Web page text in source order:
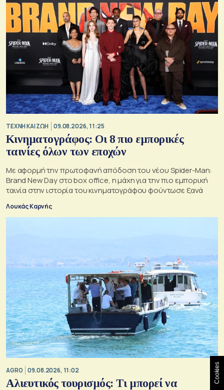
TΕΧΝΗ ΚΑΙ ΖΩΗ 09.08.2026, 11:25
Κινηματογράφος: Οι 8 πιο εμπορικές
ταινίες όλων των εποχών
Με αφορμή την πρωτοφανή απόδοση του νέου Spider-Man:
Brand New Day στο box office, η μάχη για την πιο εμπορική
ταινία στην ιστορία του κινηματογράφου φούντωσε ξανά
Λουκάς Καρνής
AGRO 09.08.2026, 11:02
Αλιευτικός τουρισμός: Τι μπορεί να
Cookies